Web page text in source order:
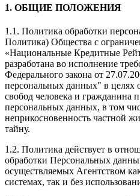
1. ОБЩИЕ ПОЛОЖЕНИЯ
1.1. Политика обработки
Политика) Общества с
«Национальные Кредитные
разработана во исполнение
Федерального закона от
персональных данных" в целях
свобод человека и гражданина
персональных данных, в том
неприкосновенность частной
тайну.
1.2. Политика действует в
обработки Персональных
осуществляемых Агентством
системах, так и без